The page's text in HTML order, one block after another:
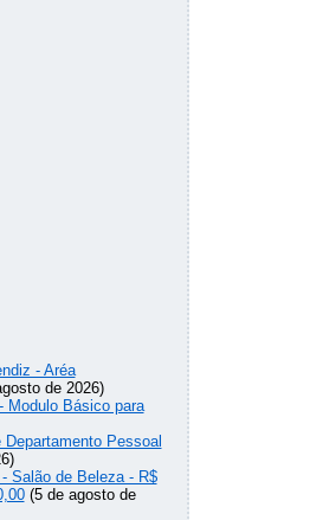
- Aréa
de 2026)
Modulo Básico para
Pessoal
Salão de Beleza - R$
(5 de agosto de